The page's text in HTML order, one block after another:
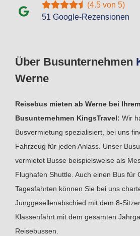
Über Busunternehmen
Werne
Reisebus mieten ab Werne bei
Busunternehmen KingsTravel: Wir
Busvermietung spezialisiert, bei uns
Fahrzeug für jeden Anlass. Unser
vermietet Busse beispielsweise als
Flughafen Shuttle. Auch einen Bus für
Tagesfahrten können Sie bei uns
Junggesellenabschied mit dem 8-
Klassenfahrt mit dem gesamten
Reisebussen.
(4.5 von 5)
51 Google-Rezensionen